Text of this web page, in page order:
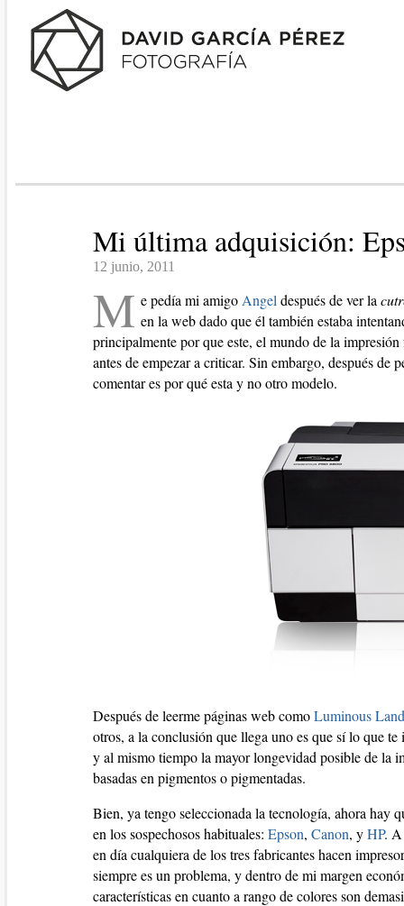
Mi última adquisición:
12 junio, 2011
M e pedía mi amigo Angel después de ver la
en la web dado que él también estaba
principalmente por que este, el mundo de la
antes de empezar a criticar. Sin embargo, después de
comentar es por qué esta y no otro modelo.
Después de leerme páginas web comoLuminous
otros, a la conclusión que llega uno es que sí lo que
y al mismo tiempo la mayor longevidad posible de la
basadas en pigmentos o pigmentadas.
Bien, ya tengo seleccionada la tecnología, ahora hay
en los sospechosos habituales: Epson, Canon, yHP. A
en día cualquiera de los tres fabricantes hacen
siempre es un problema, y dentro de mi margen
características en cuanto a rango de colores son